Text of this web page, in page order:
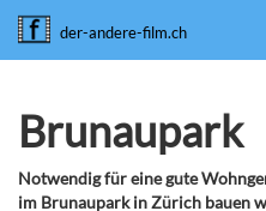
der-andere-film.ch
Brunaupark
Notwendig für eine gute
im Brunaupark in Zürich bauen